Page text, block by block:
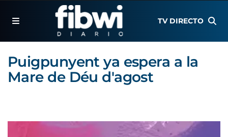
TV DIRECTO
Puigpunyent ya espera a la
Mare de Déu d'agost